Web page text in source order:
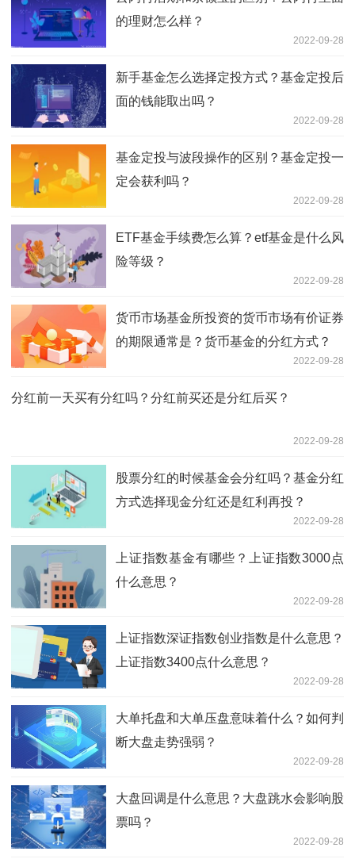
的理财怎么样？
2022-09-28
新手基金怎么选择定投方式？基金定投后
面的钱能取出吗？
2022-09-28
基金定投与波段操作的区别？基金定投一
定会获利吗？
2022-09-28
ETF基金手续费怎么算？etf基金是什么风
险等级？
2022-09-28
货币市场基金所投资的货币市场有价证券
的期限通常是？货币基金的分红方式？
2022-09-28
分红前一天买有分红吗？分红前买还是分红后买？
2022-09-28
股票分红的时候基金会分红吗？基金分红
方式选择现金分红还是红利再投？
2022-09-28
上证指数基金有哪些？上证指数3000点
什么意思？
2022-09-28
上证指数深证指数创业指数是什么意思？
上证指数3400点什么意思？
2022-09-28
大单托盘和大单压盘意味着什么？如何判
断大盘走势强弱？
2022-09-28
大盘回调是什么意思？大盘跳水会影响股
票吗？
2022-09-28